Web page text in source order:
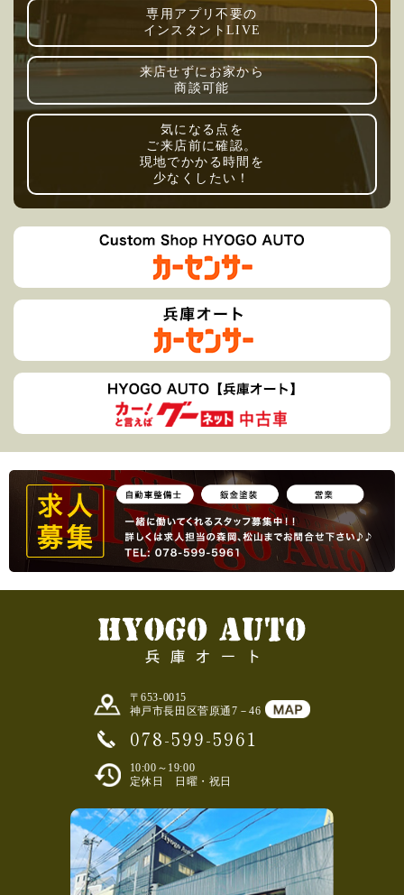
専用アプリ不要の
インスタントLIVE
来店せずにお家から
商談可能
気になる点を
ご来店前に確認。
現地でかかる時間を
少なくしたい！
〒653-0015
神戸市長田区菅原通7－46
078-599-5961
10:00～19:00
定休日 日曜・祝日